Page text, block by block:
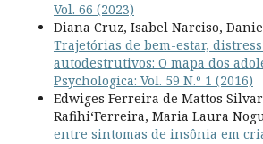
Vol. 66 (2023)
Diana Cruz, Isabel Narciso,
Trajetórias de bem-estar,
autodestrutivos: O mapa dos
Psychologica: Vol. 59 N.º 1 (2016)
Edwiges Ferreira de Mattos
Rafihi‘Ferreira, Maria Laura
entre sintomas de insônia em